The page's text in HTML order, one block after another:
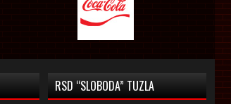
RSD “SLOBODA” TUZLA